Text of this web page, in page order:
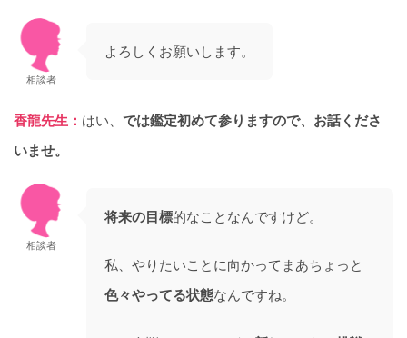
相談者
よろしくお願いします。
香龍先生： はい、 では鑑定初めて参りますので、お話くださ
いませ。
相談者
将来の目標的なことなんですけど。
私、やりたいことに向かってまあちょっと
色々やってる状態なんですね。